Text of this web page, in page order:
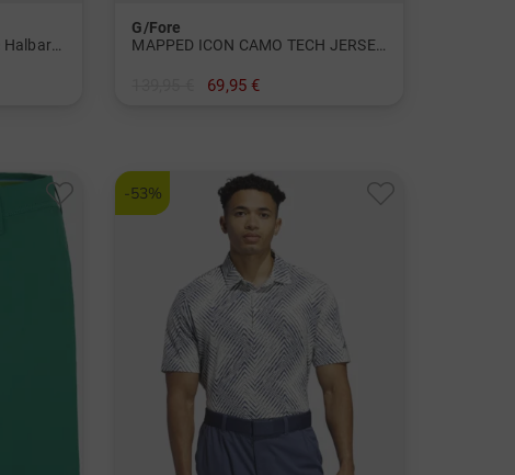
Playoff 3.0 Pr. Deuces Slice Halbarm Polo
G/Fore
MAPPED ICON CAMO TECH JERSEY Halbarm Polo
69,95 €
-53%